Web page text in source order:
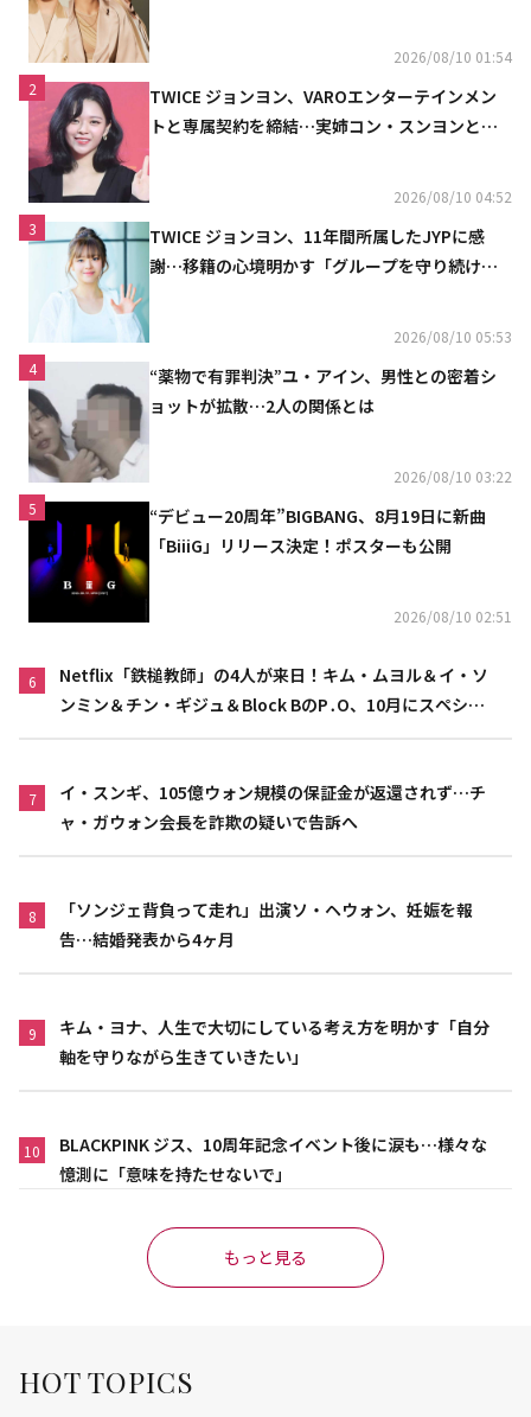
2026/08/10 01:54
2
TWICE ジョンヨン、VAROエンターテインメン
トと専属契約を締結…実姉コン・スンヨンと同
2026/08/10 04:52
3
TWICE ジョンヨン、11年間所属したJYPに感
謝…移籍の心境明かす「グループを守り続け
2026/08/10 05:53
4
“薬物で有罪判決”ユ・アイン、男性との密着シ
ョットが拡散…2人の関係とは
2026/08/10 03:22
5
“デビュー20周年”BIGBANG、8月19日に新曲
「BiiiG」リリース決定！ポスターも公開
2026/08/10 02:51
6
Netflix「鉄槌教師」の4人が来日！キム・ムヨル＆イ・ソ
ンミン＆チン・ギジュ＆Block BのP․O、10月にスペシャ
7
イ・スンギ、105億ウォン規模の保証金が返還されず…チ
ャ・ガウォン会長を詐欺の疑いで告訴へ
8
「ソンジェ背負って走れ」出演ソ・ヘウォン、妊娠を報
告…結婚発表から4ヶ月
9
キム・ヨナ、人生で大切にしている考え方を明かす「自分
軸を守りながら生きていきたい」
10
BLACKPINK ジス、10周年記念イベント後に涙も…様々な
憶測に「意味を持たせないで」
もっと見る
HOT TOPICS